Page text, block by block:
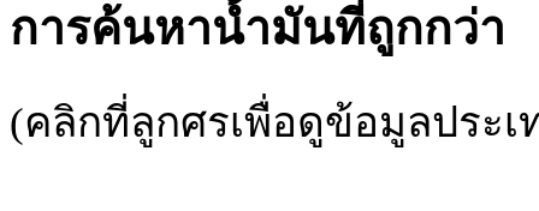
การค้นหาน้ำมันที่ถูกกว่า
(คลิกที่ลูกศรเพื่อดูข้อมูลประเ